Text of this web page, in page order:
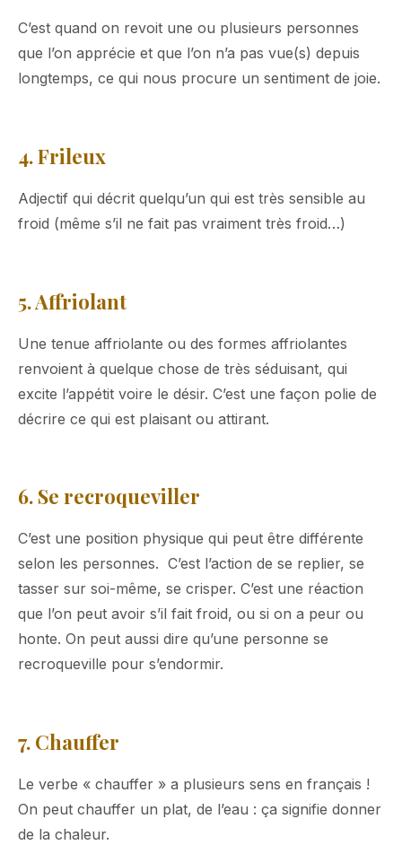
C’est quand on revoit une ou plusieurs personnes
que l’on apprécie et que l’on n’a pas vue(s) depuis
longtemps, ce qui nous procure un sentiment de joie.
4. Frileux
Adjectif qui décrit quelqu’un qui est très sensible au
froid (même s’il ne fait pas vraiment très froid…)
5. Affriolant
Une tenue affriolante ou des formes affriolantes
renvoient à quelque chose de très séduisant, qui
excite l’appétit voire le désir. C’est une façon polie de
décrire ce qui est plaisant ou attirant.
6. Se recroqueviller
C’est une position physique qui peut être différente
selon les personnes. C’est l’action de se replier, se
tasser sur soi-même, se crisper. C’est une réaction
que l’on peut avoir s’il fait froid, ou si on a peur ou
honte. On peut aussi dire qu’une personne se
recroqueville pour s’endormir.
7. Chauffer
Le verbe « chauffer » a plusieurs sens en français !
On peut chauffer un plat, de l’eau : ça signifie donner
de la chaleur.